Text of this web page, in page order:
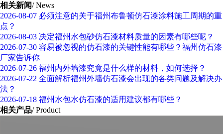
相关新闻/ News
2026-08-07 必须注意的关于福州布鲁顿仿石漆涂料施工周期的重
点？
2026-08-03 决定福州水包砂仿石漆材料质量的因素有哪些呢？
2026-07-30 容易被忽视的仿石漆的关键性能有哪些？福州仿石漆
厂家告诉你
2026-07-26 福州内外墙漆究竟是什么样的材料，如何选择？
2026-07-22 全面解析福州外墙仿石漆会出现的各类问题及解决办
法？
2026-07-18 福州水包水仿石漆的适用建议都有哪些？
相关产品/ Product